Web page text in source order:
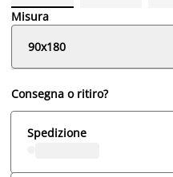
Misura
90x180
Consegna o ritiro?
Spedizione